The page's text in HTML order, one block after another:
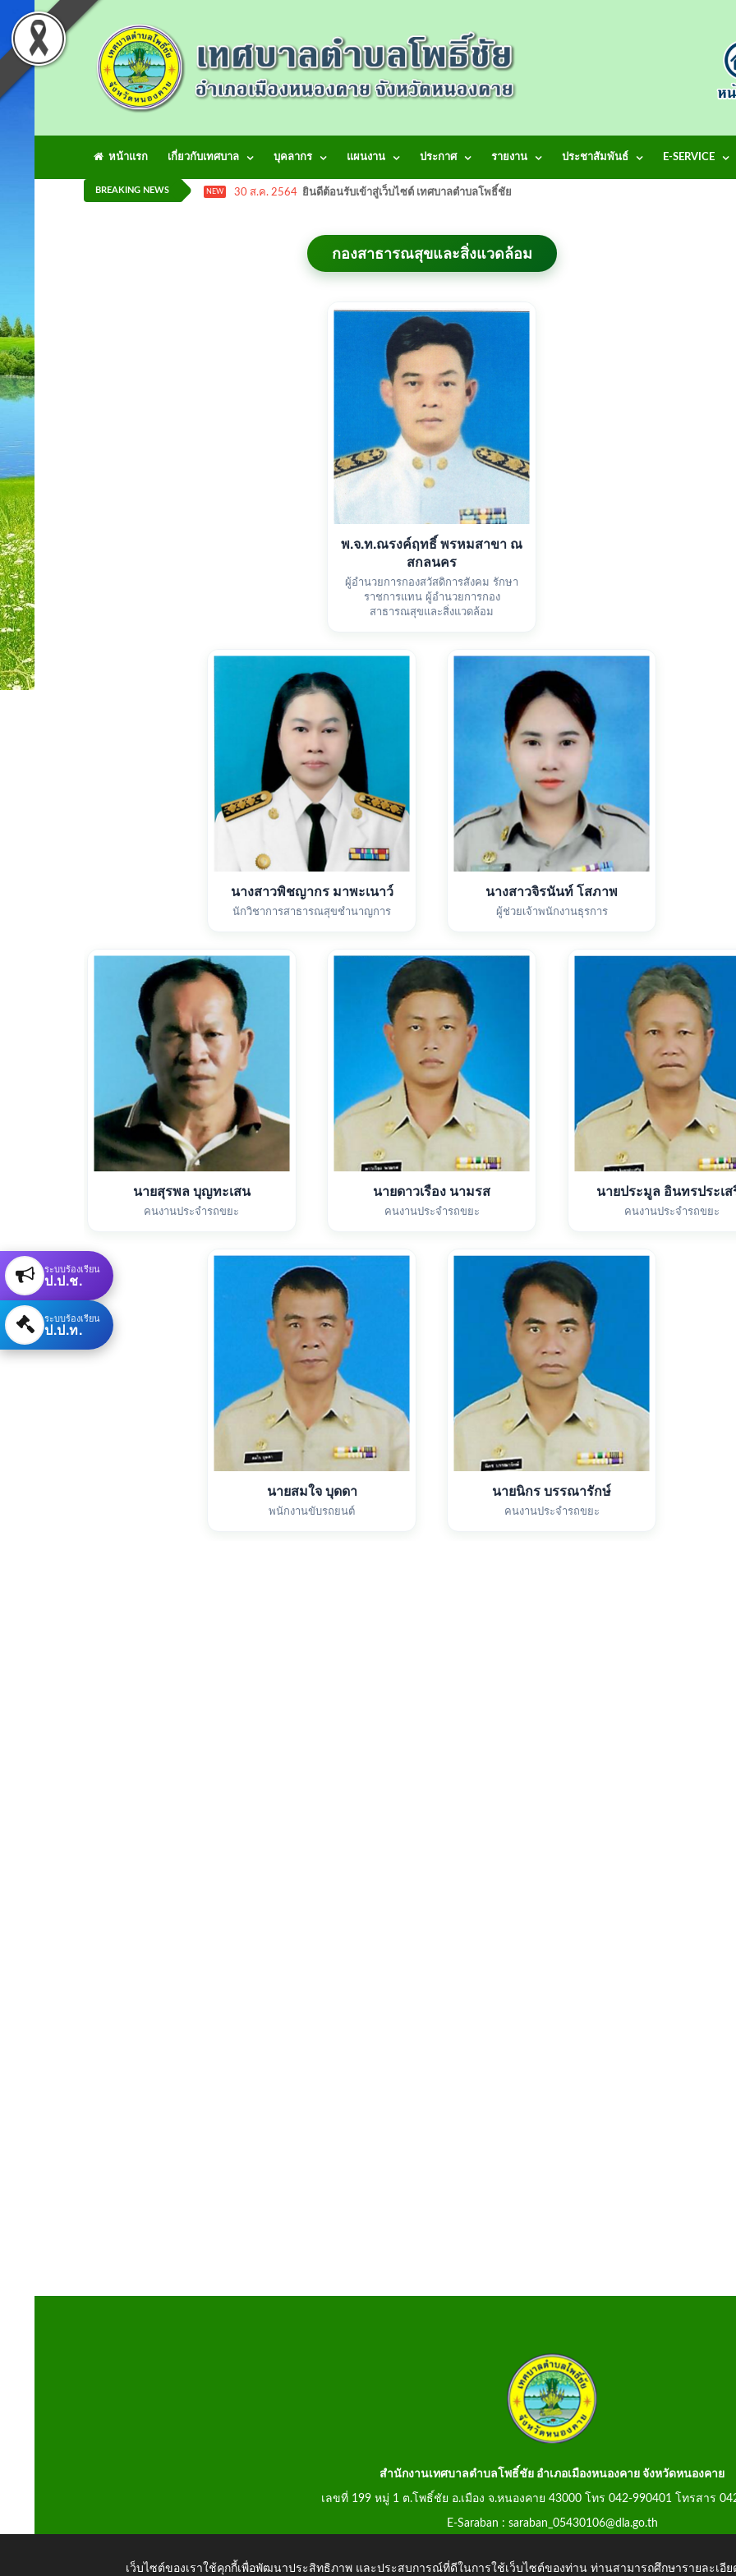
หน้าแรก เกี่ยวกับเทศบาล บุคลากร แผนงาน ประกาศ รายงาน ประชาสัมพันธ์ E-SERVICE
BREAKING NEWS NEW 30 ส.ค. 2564 ยินดีต้อนรับเข้าสู่เว็บไซต์ เทศบาลตำบลโพธิ์ชัย
กองสาธารณสุขและสิ่งแวดล้อม
พ.จ.ท.ณรงค์ฤทธิ์ พรหมสาขา ณ
สกลนคร
ผู้อำนวยการกองสวัสดิการสังคม รักษา
ราชการแทน ผู้อำนวยการกอง
สาธารณสุขและสิ่งแวดล้อม
นางสาวพิชญากร มาพะเนาว์
นักวิชาการสาธารณสุขชำนาญการ
นางสาวจิรนันท์ โสภาพ
ผู้ช่วยเจ้าพนักงานธุรการ
นายสุรพล บุญทะเสน
คนงานประจำรถขยะ
นายดาวเรือง นามรส
คนงานประจำรถขยะ
นายประมูล อินทรประเส
คนงานประจำรถขยะ
นายสมใจ บุดดา
พนักงานขับรถยนต์
นายนิกร บรรณารักษ์
คนงานประจำรถขยะ
สำนักงานเทศบาลตำบลโพธิ์ชัย อำเภอเมืองหนองคาย จังหวัดหนองคาย
เลขที่ 199 หมู่ 1 ต.โพธิ์ชัย อ.เมือง จ.หนองคาย 43000 โทร 042-990401 โทรสาร
E-Saraban : saraban_05430106@dla.go.th
ระบบร้องเรียน
ป.ป.ช.
ระบบร้องเรียน
ป.ป.ท.
เว็บไซต์ของเราใช้คุกกี้เพื่อพัฒนาประสิทธิภาพ และประสบการณ์ที่ดีในการใช้เว็บไซต์ของท่าน ท่านสามารถศึกษารายละเอี